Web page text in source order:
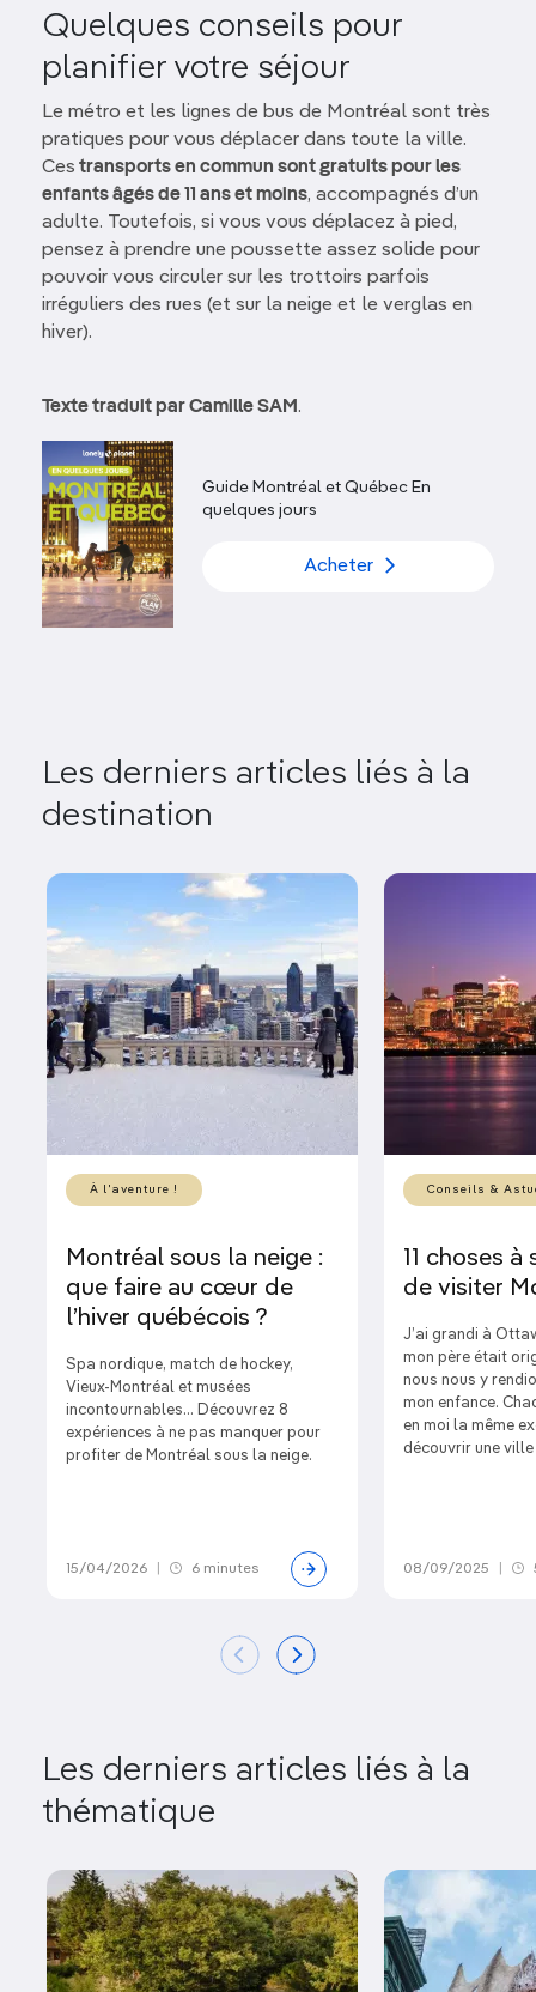
Quelques conseils pour
planifier votre séjour
Le métro et les lignes de bus de Montréal sont très
pratiques pour vous déplacer dans toute la ville.
Ces transports en commun sont gratuits pour les
enfants âgés de 11 ans et moins, accompagnés d’un
adulte. Toutefois, si vous vous déplacez à pied,
pensez à prendre une poussette assez solide pour
pouvoir vous circuler sur les trottoirs parfois
irréguliers des rues (et sur la neige et le verglas en
hiver).
Texte traduit par Camille SAM.
Guide Montréal et Québec En
quelques jours
Acheter
Les derniers articles liés à la
destination
À l'aventure !
Montréal sous la neige :
que faire au cœur de
l’hiver québécois ?
Spa nordique, match de hockey,
Vieux-Montréal et musées
incontournables… Découvrez 8
expériences à ne pas manquer pour
profiter de Montréal sous la neige.
15/04/2026 6 minutes
Conseils &
11 choses
de visiter
J’ai grandi à
mon père était
nous nous y
mon enfance.
en moi la même
découvrir une
08/09/2025
Les derniers articles liés à la
thématique